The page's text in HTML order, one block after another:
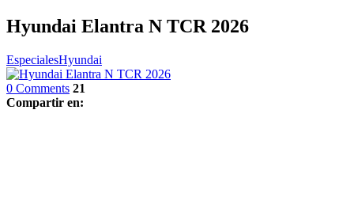
Hyundai Elantra N TCR 2026
EspecialesHyundai
0 Comments 21
Compartir en: